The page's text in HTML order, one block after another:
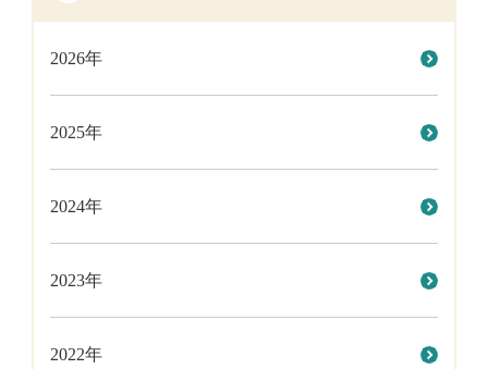
2026年
2025年
2024年
2023年
2022年